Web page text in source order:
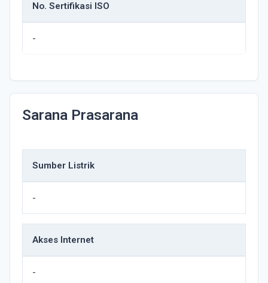
No. Sertifikasi ISO
-
Sarana Prasarana
Sumber Listrik
-
Akses Internet
-